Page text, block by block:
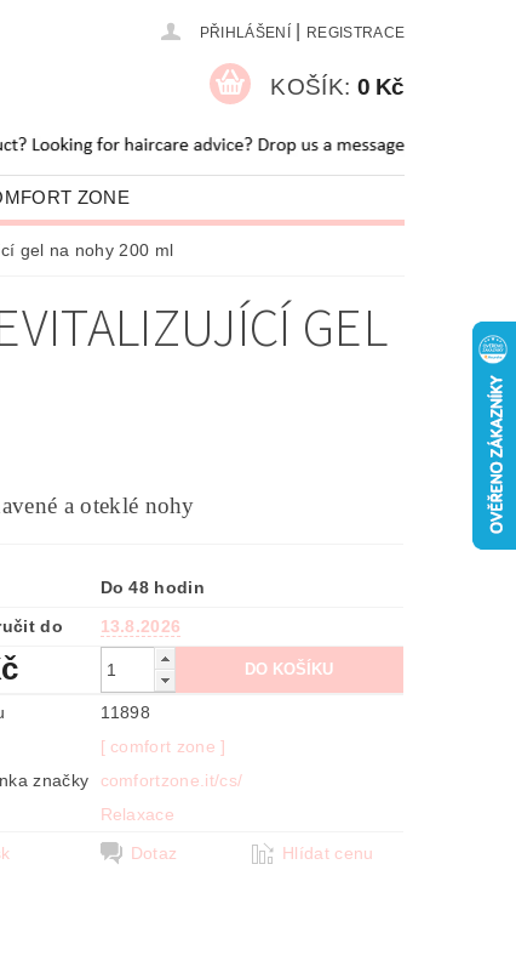
PŘIHLÁŠENÍ REGISTRACE
KOŠÍK: 0 Kč
ZONE
NÁS BLOG
gel na nohy 200 ml
GEL
a oteklé nohy
Do 48 hodin
do
13.8.2026
11898
[ comfort zone ]
značky
comfortzone.it/cs/
Relaxace
Dotaz Hlídat cenu